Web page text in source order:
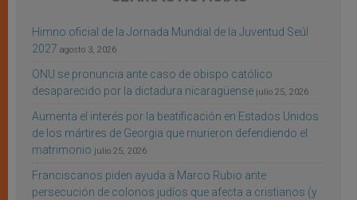
Himno oficial de la Jornada Mundial de la Juventud Seúl
2027 agosto 3, 2026
ONU se pronuncia ante caso de obispo católico
desaparecido por la dictadura nicaragüense julio 25, 2026
Aumenta el interés por la beatificación en Estados Unidos
de los mártires de Georgia que murieron defendiendo el
matrimonio julio 25, 2026
Franciscanos piden ayuda a Marco Rubio ante
persecución de colonos judíos que afecta a cristianos (y